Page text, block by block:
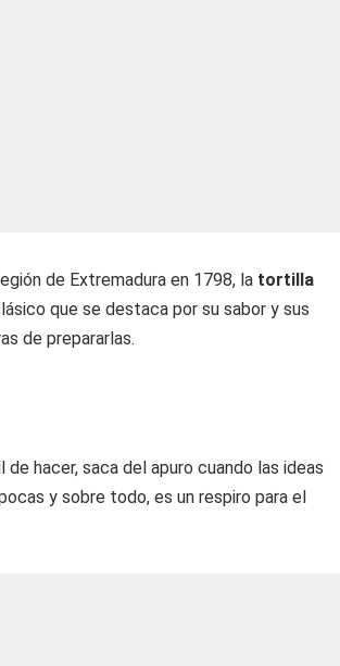
de Extremadura en 1798, la tortilla
que se destaca por su sabor y sus
de prepararlas.
de hacer, saca del apuro cuando las ideas
y sobre todo, es un respiro para el